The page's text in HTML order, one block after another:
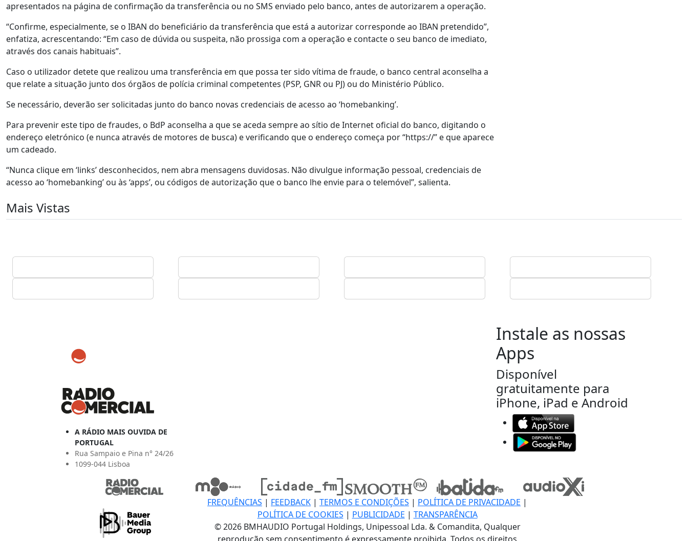
apresentados na página de confirmação da transferência ou no SMS enviado pelo banco, antes de autorizarem a operação.
“Confirme, especialmente, se o IBAN do beneficiário da transferência que está a autorizar corresponde ao IBAN pretendido”,
enfatiza, acrescentando: “Em caso de dúvida ou suspeita, não prossiga com a operação e contacte o seu banco de imediato,
através dos canais habituais”.
Caso o utilizador detete que realizou uma transferência em que possa ter sido vítima de fraude, o banco central aconselha a
que relate a situação junto dos órgãos de polícia criminal competentes (PSP, GNR ou PJ) ou do Ministério Público.
Se necessário, deverão ser solicitadas junto do banco novas credenciais de acesso ao ‘homebanking’.
Para prevenir este tipo de fraudes, o BdP aconselha a que se aceda sempre ao sítio de Internet oficial do banco, digitando o
endereço eletrónico (e nunca através de motores de busca) e verificando que o endereço começa por “https://” e que aparece
um cadeado.
“Nunca clique em ‘links’ desconhecidos, nem abra mensagens duvidosas. Não divulgue informação pessoal, credenciais de
acesso ao ‘homebanking’ ou às ‘apps’, ou códigos de autorização que o banco lhe envie para o telemóvel”, salienta.
Mais Vistas
A RÁDIO MAIS OUVIDA DE
PORTUGAL
Rua Sampaio e Pina n° 24/26
1099-044 Lisboa
Instale as nossas
Apps
Disponível
gratuitamente para
iPhone, iPad e Android
FREQUÊNCIAS | FEEDBACK | TERMOS E CONDIÇÕES | POLÍTICA DE PRIVACIDADE |
POLÍTICA DE COOKIES | PUBLICIDADE | TRANSPARÊNCIA
© 2026 BMHAUDIO Portugal Holdings, Unipessoal Lda. & Comandita, Qualquer